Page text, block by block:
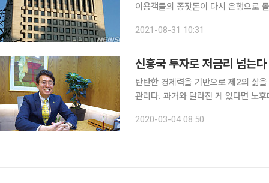
이용객들의 종잣돈이 다시 은행으로 몰려들고 있다. 주요 4대 은행의
고, 주식시장도 조정 국면을 겪고 있
2021-08-31 10:31
신흥국 투자로 저금리 넘는다
탄탄한 경제력을 기반으로 제2의 삶
관리다. 과거와 달라진 게 있다면 노
오팔(OPAL)세대의 오팔은 ‘Old
2020-03-04 08:50